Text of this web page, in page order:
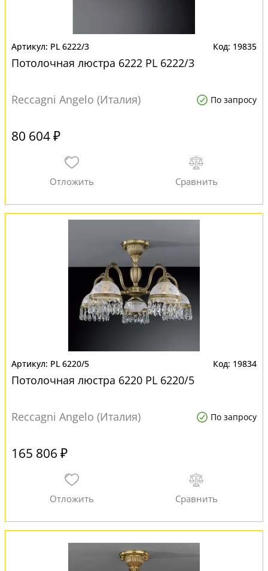
PL 6222/3 19835
Потолочная люстра 6222 PL 6222/3
Reccagni Angelo (Италия) По запросу
80 604 ₽
PL 6220/5 19834
Потолочная люстра 6220 PL 6220/5
Reccagni Angelo (Италия) По запросу
165 806 ₽